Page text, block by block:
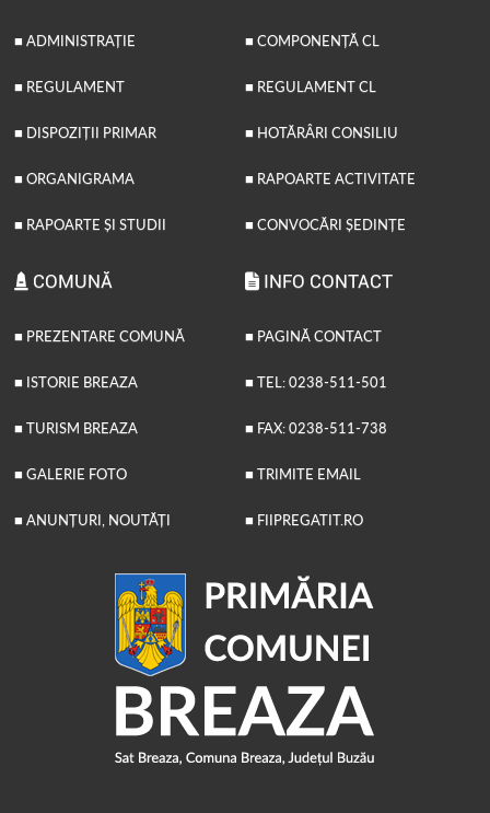
■ ADMINISTRAȚIE
■ REGULAMENT
■ DISPOZIȚII PRIMAR
■ ORGANIGRAMA
■ RAPOARTE ȘI STUDII
■ COMPONENȚĂ CL
■ REGULAMENT CL
■ HOTĂRÂRI CONSILIU
■ RAPOARTE ACTIVITATE
■ CONVOCĂRI ȘEDINȚE
COMUNĂ
■ PREZENTARE COMUNĂ
■ ISTORIE BREAZA
■ TURISM BREAZA
■ GALERIE FOTO
■ ANUNȚURI, NOUTĂȚI
INFO CONTACT
■ PAGINĂ CONTACT
■ TEL: 0238-511-501
■ FAX: 0238-511-738
■ TRIMITE EMAIL
■ FIIPREGATIT.RO